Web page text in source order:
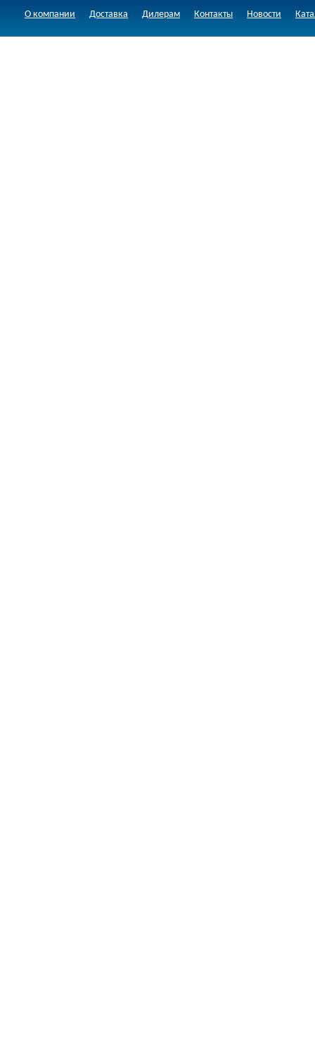
О компании Доставка Дилерам Контакты Новости